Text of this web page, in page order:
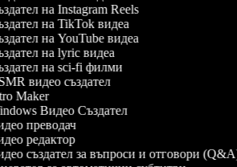
на Instagram Reels
на TikTok видеа
на YouTube видеа
на lyric видеа
на sci-fi филми
видео създател
Maker
Видео Създател
преводач
редактор
създател за въпроси и отговори (Q&A)